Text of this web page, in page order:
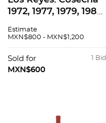
1972, 1977, 1979, 1980,
Domecq. México.
presentación de 750
ml.
Estimate
MXN$800 - MXN$1,200
1 Bid
Sold for
MXN$600